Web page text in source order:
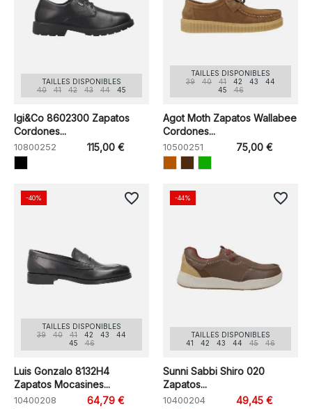
TAILLES DISPONIBLES
40
41 42 43 44 45
Igi&Co 8602300 Zapatos
Cordones...
10800252 115,00 €
TAILLES DISPONIBLES
39
40 41 42 43
44
45
46
Agot Moth Zapatos Wallabee
Cordones...
10500251 75,00 €
TAILLES DISPONIBLES
39
40 41 42 43
44
45
46
Luis Gonzalo 8132H4
Zapatos Mocasines...
10400208
64,79 €
-40% favorite_border
TAILLES DISPONIBLES
41
42 43 44 45 46
Sunni Sabbi Shiro 020
Zapatos...
10400204
49,45 €
-44% favorite_border